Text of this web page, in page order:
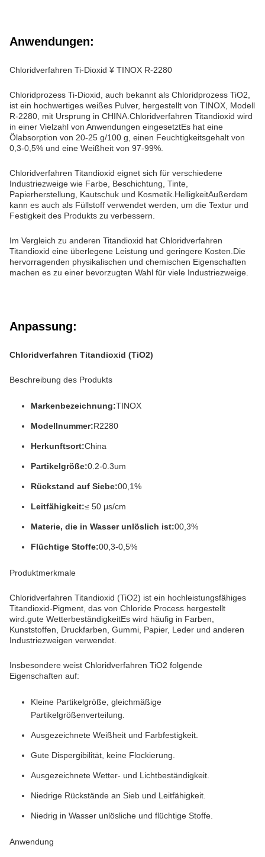
Anwendungen:
Chloridverfahren Ti-Dioxid ¥ TINOX R-2280
Chloridprozess Ti-Dioxid, auch bekannt als Chloridprozess TiO2,
ist ein hochwertiges weißes Pulver, hergestellt von TINOX, Modell
R-2280, mit Ursprung in CHINA.Chloridverfahren Titandioxid wird
in einer Vielzahl von Anwendungen eingesetztEs hat eine
Ölabsorption von 20-25 g/100 g, einen Feuchtigkeitsgehalt von
0,3-0,5% und eine Weißheit von 97-99%.
Chloridverfahren Titandioxid eignet sich für verschiedene
Industriezweige wie Farbe, Beschichtung, Tinte,
Papierherstellung, Kautschuk und Kosmetik.HelligkeitAußerdem
kann es auch als Füllstoff verwendet werden, um die Textur und
Festigkeit des Produkts zu verbessern.
Im Vergleich zu anderen Titandioxid hat Chloridverfahren
Titandioxid eine überlegene Leistung und geringere Kosten.Die
hervorragenden physikalischen und chemischen Eigenschaften
machen es zu einer bevorzugten Wahl für viele Industriezweige.
Anpassung:
Chloridverfahren Titandioxid (TiO2)
Beschreibung des Produkts
Markenbezeichnung:TINOX
Modellnummer:R2280
Herkunftsort:China
Partikelgröße:0.2-0.3um
Rückstand auf Siebe:00,1%
Leitfähigkeit:≤ 50 μs/cm
Materie, die in Wasser unlöslich ist:00,3%
Flüchtige Stoffe:00,3-0,5%
Produktmerkmale
Chloridverfahren Titandioxid (TiO2) ist ein hochleistungsfähiges
Titandioxid-Pigment, das von Chloride Process hergestellt
wird.gute WetterbeständigkeitEs wird häufig in Farben,
Kunststoffen, Druckfarben, Gummi, Papier, Leder und anderen
Industriezweigen verwendet.
Insbesondere weist Chloridverfahren TiO2 folgende
Eigenschaften auf:
Kleine Partikelgröße, gleichmäßige
Partikelgrößenverteilung.
Ausgezeichnete Weißheit und Farbfestigkeit.
Gute Dispergibilität, keine Flockierung.
Ausgezeichnete Wetter- und Lichtbeständigkeit.
Niedrige Rückstände an Sieb und Leitfähigkeit.
Niedrig in Wasser unlösliche und flüchtige Stoffe.
Anwendung